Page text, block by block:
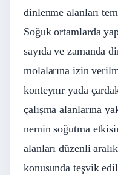
dinlenme alanları
Soğuk ortamlarda
sayıda ve zamanda
molalarına izin
konteynır yada
çalışma alanlarına
nemin soğutma
alanları düzenli
konusunda teşvik